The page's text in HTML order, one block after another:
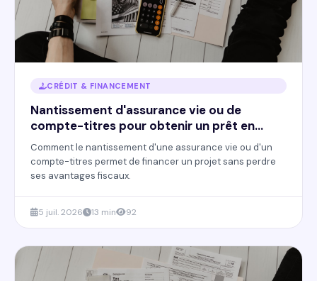
CRÉDIT & FINANCEMENT
Nantissement d'assurance vie ou de
compte-titres pour obtenir un prêt en
2026
Comment le nantissement d'une assurance vie ou d'un
compte-titres permet de financer un projet sans perdre
ses avantages fiscaux.
5 juil. 2026 13 min 92